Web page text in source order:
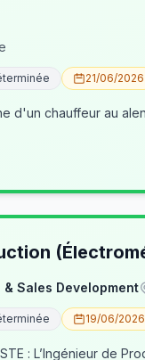
21/06/2026
d'un chauffeur au
Sales Development
19/06/2026
: L’Ingénieur